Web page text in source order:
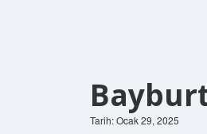
Tarih: Ocak 29, 2025